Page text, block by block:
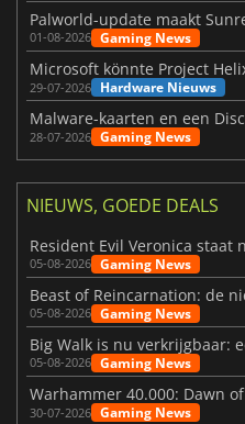
01-08-2026 Gaming News
29-07-2026 Hardware Nieuws
28-07-2026 Gaming News
NIEUWS, GOEDE DEALS
05-08-2026 Gaming News
05-08-2026 Gaming News
05-08-2026 Gaming News
30-07-2026 Gaming News